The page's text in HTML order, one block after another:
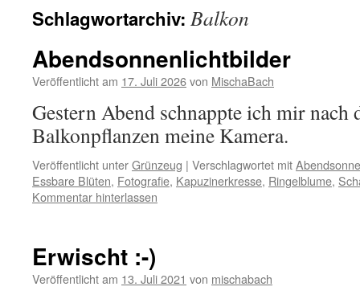
Schlagwortarchiv: Balkon
Abendsonnenlichtbilder
Veröffentlicht am 17. Juli 2026von MischaBach
Gestern Abend schnappte ich mir nach
Balkonpflanzen meine Kamera.
Veröffentlicht unterGrünzeug | Verschlagwortet mitAbendsonne
Essbare Blüten, Fotografie, Kapuzinerkresse, Ringelblume,
Kommentar hinterlassen
Erwischt :-)
Veröffentlicht am 13. Juli 2021 von mischabach